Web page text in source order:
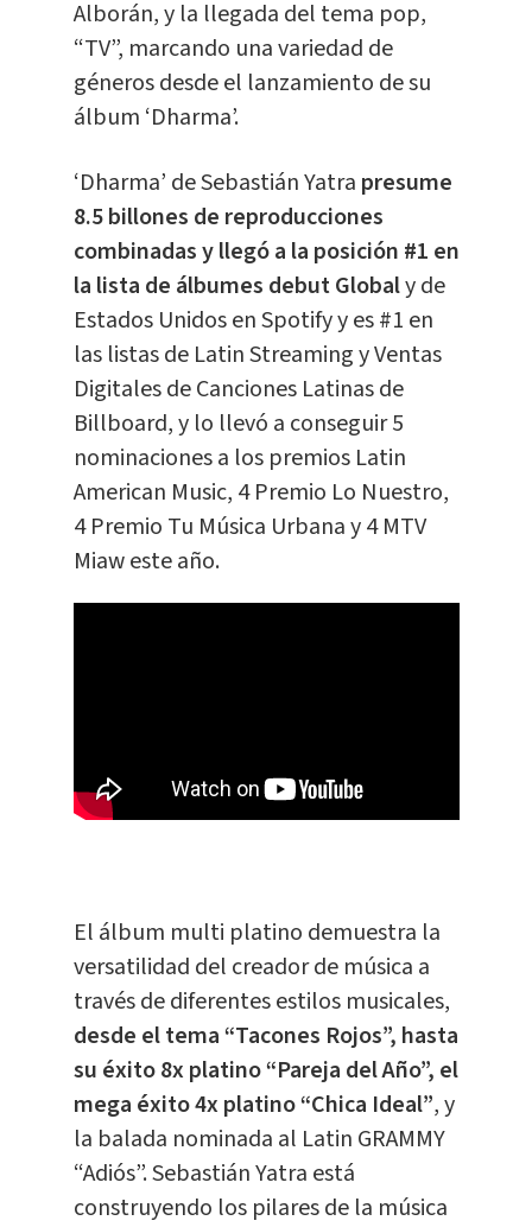
Alborán, y la llegada del tema pop,
“TV”, marcando una variedad de
géneros desde el lanzamiento de su
álbum ‘Dharma’.
‘Dharma’ de Sebastián Yatra presume
8.5 billones de reproducciones
combinadas y llegó a la posición #1 en
la lista de álbumes debut Globaly de
Estados Unidos en Spotify y es #1 en
las listas de Latin Streaming y Ventas
Digitales de Canciones Latinas de
Billboard, y lo llevó a conseguir 5
nominaciones a los premios Latin
American Music, 4 Premio Lo Nuestro,
4 Premio Tu Música Urbana y 4 MTV
Miaw este año.
El álbum multi platino demuestra la
versatilidad del creador de música a
través de diferentes estilos musicales,
desde el tema “Tacones Rojos”, hasta
su éxito 8x platino “Pareja del Año”, el
mega éxito 4x platino “Chica Ideal”, y
la balada nominada al Latin GRAMMY
“Adiós”. Sebastián Yatra está
construyendo los pilares de la música